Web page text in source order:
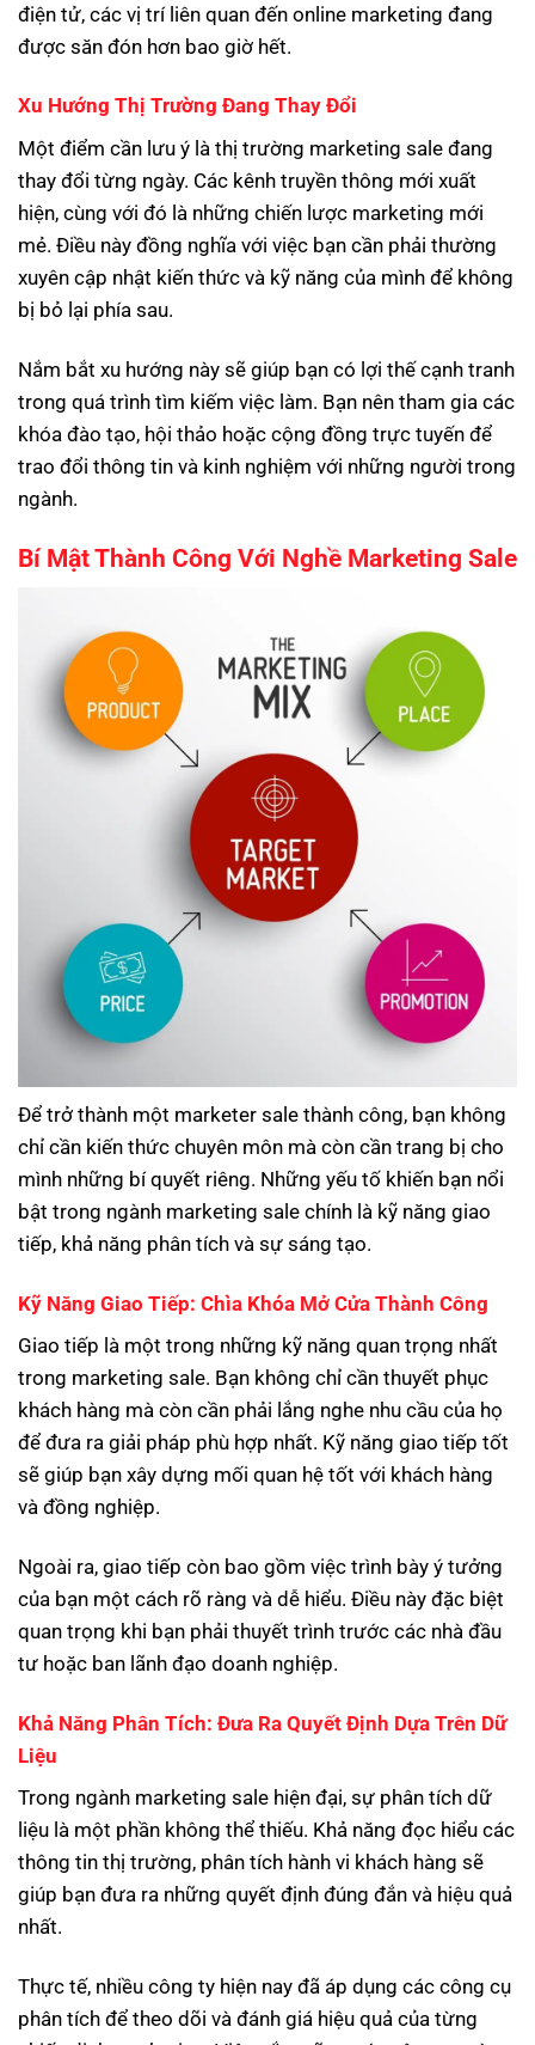
điện tử, các vị trí liên quan đến online marketing đang
được săn đón hơn bao giờ hết.
Xu Hướng Thị Trường Đang Thay Đổi
Một điểm cần lưu ý là thị trường marketing sale đang
thay đổi từng ngày. Các kênh truyền thông mới xuất
hiện, cùng với đó là những chiến lược marketing mới
mẻ. Điều này đồng nghĩa với việc bạn cần phải thường
xuyên cập nhật kiến thức và kỹ năng của mình để không
bị bỏ lại phía sau.
Nắm bắt xu hướng này sẽ giúp bạn có lợi thế cạnh tranh
trong quá trình tìm kiếm việc làm. Bạn nên tham gia các
khóa đào tạo, hội thảo hoặc cộng đồng trực tuyến để
trao đổi thông tin và kinh nghiệm với những người trong
ngành.
Bí Mật Thành Công Với Nghề Marketing Sale
Để trở thành một marketer sale thành công, bạn không
chỉ cần kiến thức chuyên môn mà còn cần trang bị cho
mình những bí quyết riêng. Những yếu tố khiến bạn nổi
bật trong ngành marketing sale chính là kỹ năng giao
tiếp, khả năng phân tích và sự sáng tạo.
Kỹ Năng Giao Tiếp: Chìa Khóa Mở Cửa Thành Công
Giao tiếp là một trong những kỹ năng quan trọng nhất
trong marketing sale. Bạn không chỉ cần thuyết phục
khách hàng mà còn cần phải lắng nghe nhu cầu của họ
để đưa ra giải pháp phù hợp nhất. Kỹ năng giao tiếp tốt
sẽ giúp bạn xây dựng mối quan hệ tốt với khách hàng
và đồng nghiệp.
Ngoài ra, giao tiếp còn bao gồm việc trình bày ý tưởng
của bạn một cách rõ ràng và dễ hiểu. Điều này đặc biệt
quan trọng khi bạn phải thuyết trình trước các nhà đầu
tư hoặc ban lãnh đạo doanh nghiệp.
Khả Năng Phân Tích: Đưa Ra Quyết Định Dựa Trên Dữ
Liệu
Trong ngành marketing sale hiện đại, sự phân tích dữ
liệu là một phần không thể thiếu. Khả năng đọc hiểu các
thông tin thị trường, phân tích hành vi khách hàng sẽ
giúp bạn đưa ra những quyết định đúng đắn và hiệu quả
nhất.
Thực tế, nhiều công ty hiện nay đã áp dụng các công cụ
phân tích để theo dõi và đánh giá hiệu quả của từng